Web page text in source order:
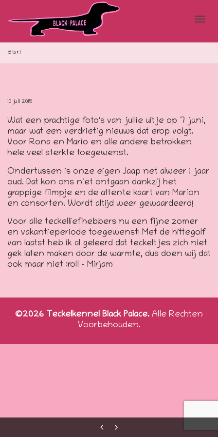
de
Start
10 juli 2015
Wat een prachtige foto's van jullie uitje op 7 juni,
maar wat een verdrietig nieuws dat erop volgt.
Voor Rona en Mario en alle andere betrokken
hele veel sterkte toegewenst.
Ondertussen is onze eigen Jaap net alweer 1 jaar
oud. Dat kon ons niet ontgaan dankzij het
grappige filmpje en de attente kaart van Marion
en consorten. Wordt altijd weer gewaardeerd!
Voor alle teckelliefhebbers nu een fijne zomer
en vakantieperiode toegewenst! Met de hittegolf
van laatst heb ik al geleerd dat teckeltjes zich niet
gek laten maken door de warmte, dus doen wij dat
ook maar niet :roll – Mirjam
©2026 Teckelkennel Black Palace. Alle Rechten
Voorbehouden.